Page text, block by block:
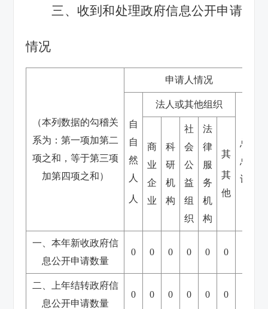
三、收到和处理政府信息公开申请
情况
（本列数据的勾稽关
系为：第一项加第二
项之和，等于第三项
加第四项之和）
申请人情况
自
自
然
人
人
法人或其他组织
总
总
计
商
业
企
业
科
研
机
构
社
会
公
益
组
织
法
律
服
务
机
构
其
其
他
一、本年新收政府信
息公开申请数量
0 0 0 0 0 0
二、上年结转政府信
息公开申请数量
0 0 0 0 0 0